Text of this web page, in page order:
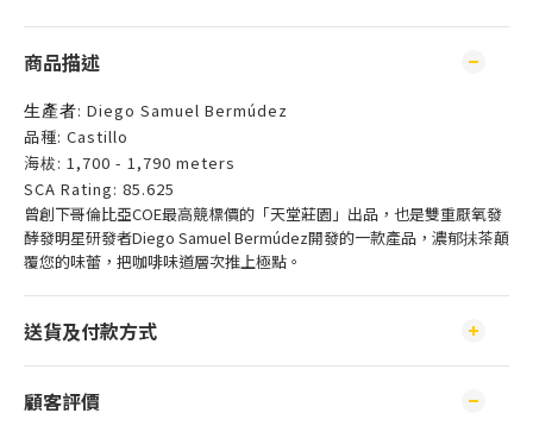
商品描述
生產者: Diego Samuel Bermúdez
品種: Castillo
海柭: 1,700 - 1,790 meters
SCA Rating: 85.625
曾創下哥倫比亞COE最高競標價的「天堂莊園」出品，也是雙重厭氧發
酵發明星研發者Diego Samuel Bermúdez開發的一款產品，濃郁抺茶顛
覆您的味蕾，把咖啡味道層次推上極點。
送貨及付款方式
顧客評價